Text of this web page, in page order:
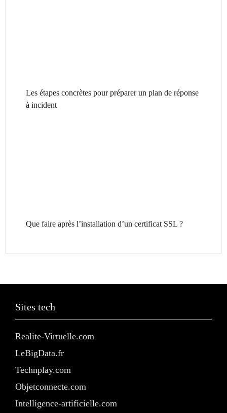
Les étapes concrètes pour préparer un plan de réponse
à incident
Que faire après l’installation d’un certificat SSL ?
Sites tech
Realite-Virtuelle.com
LeBigData.fr
Technplay.com
Objetconnecte.com
Intelligence-artificielle.com